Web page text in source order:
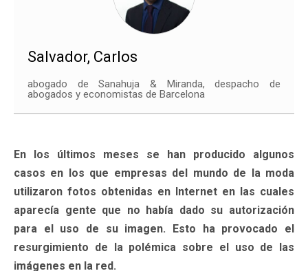
Salvador, Carlos
abogado de Sanahuja & Miranda, despacho de
abogados y economistas de Barcelona
En los últimos meses se han producido algunos
casos en los que empresas del mundo de la moda
utilizaron fotos obtenidas en Internet en las cuales
aparecía gente que no había dado su autorización
para el uso de su imagen. Esto ha provocado el
resurgimiento de la polémica sobre el uso de las
imágenes en la red.